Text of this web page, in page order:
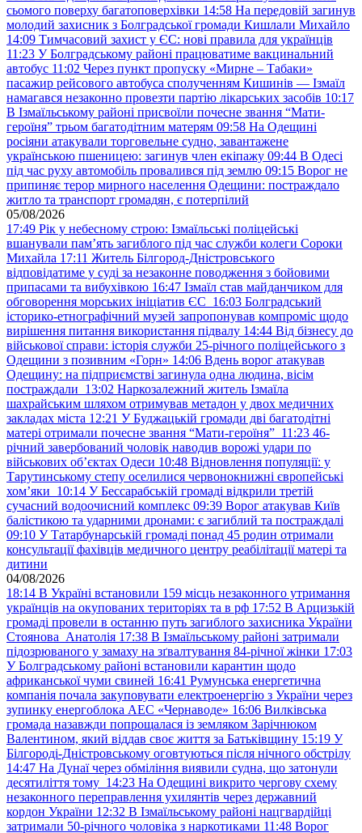
сьомого поверху багатоповерхівки 14:58 На передовій загинув
молодий захисник з Болградської громади Кишлали Михайло
14:09 Тимчасовий захист у ЄС: нові правила для українців
11:23 У Болградському районі працюватиме вакцинальний
автобус 11:02 Через пункт пропуску «Мирне – Табаки»
пасажир рейсового автобуса сполученням Кишинів — Ізмаїл
намагався незаконно провезти партію лікарських засобів 10:17
В Ізмаїльському районі присвоїли почесне звання “Мати-
героїня” трьом багатодітним матерям 09:58 На Одещині
росіяни атакували торговельне судно, завантажене
українською пшеницею: загинув член екіпажу 09:44 В Одесі
під час руху автомобіль провалився під землю 09:15 Ворог не
припиняє терор мирного населення Одещини: постраждало
житло та транспорт громадян, є потерпілий
05/08/2026
17:49 Рік у небесному строю: Ізмаїльські поліцейські
вшанували пам’ять загиблого під час служби колеги Сороки
Михайла 17:11 Житель Білгород-Дністровського
відповідатиме у суді за незаконне поводження з бойовими
припасами та вибухівкою 16:47 Ізмаїл став майданчиком для
обговорення морських ініціатив ЄС 16:03 Болградський
історико-етнографічний музей запропонував компроміс щодо
вирішення питання використання підвалу 14:44 Від бізнесу до
військової справи: історія служби 25-річного поліцейського з
Одещини з позивним «Горн» 14:06 Вдень ворог атакував
Одещину: на підприємстві загинула одна людина, вісім
постраждали 13:02 Наркозалежний житель Ізмаїла
шахрайським шляхом отримував метадон у двох медичних
закладах міста 12:21 У Буджацькій громади дві багатодітні
матері отримали почесне звання “Мати-героїня” 11:23 46-
річний завербований чоловік наводив ворожі удари по
військових обʼєктах Одеси 10:48 Відновлення популяції: у
Тарутинському степу оселилися червонокнижні європейські
хом’яки 10:14 У Бессарабській громаді відкрили третій
сучасний водоочисний комплекс 09:39 Ворог атакував Київ
балістикою та ударними дронами: є загиблий та постраждалі
09:10 У Татарбунарській громаді понад 45 родин отримали
консультації фахівців медичного центру реабілітації матері та
дитини
04/08/2026
18:14 В Україні встановили 159 місць незаконного утримання
українців на окупованих територіях та в рф 17:52 В Арцизькій
громаді провели в останню путь загиблого захисника України
Стоянова Анатолія 17:38 В Ізмаїльському районі затримали
підозрюваного у замаху на зґвалтування 84-річної жінки 17:03
У Болградському районі встановили карантин щодо
африканської чуми свиней 16:41 Румунська енергетична
компанія почала закуповувати електроенергію з України через
зупинку енергоблока АЕС «Чернаводе» 16:06 Вилківська
громада назавжди попрощалася із земляком Зарічнюком
Валентином, який віддав своє життя за Батьківщину 15:19 У
Білгороді-Дністровському оговтуються після нічного обстрілу
14:47 На Дунаї через обміління виявили судна, що затонули
десятиліття тому 14:23 На Одещині викрито чергову схему
незаконного переправлення ухилянтів через державний
кордон України 12:32 В Ізмаїльському районі нацгвардійці
затримали 50-річного чоловіка з наркотиками 11:48 Ворог